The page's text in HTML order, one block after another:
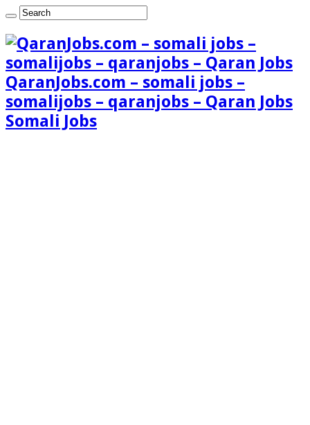
QaranJobs.com – somali jobs –
somalijobs – qaranjobs – Qaran Jobs
Somali Jobs